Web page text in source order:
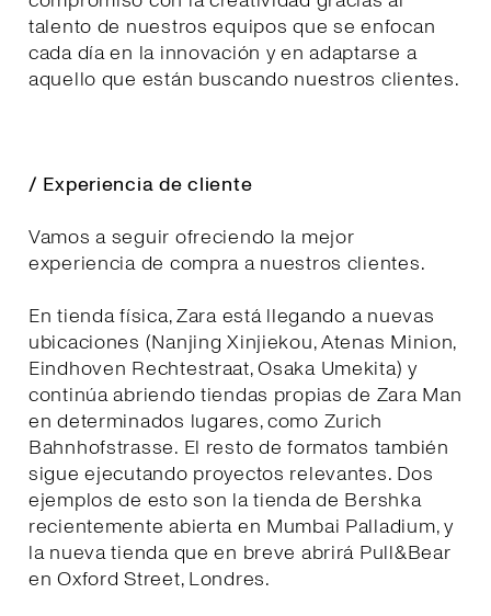
talento de nuestros equipos que se enfocan
cada día en la innovación y en adaptarse a
aquello que están buscando nuestros clientes.
/ Experiencia de cliente
Vamos a seguir ofreciendo la mejor
experiencia de compra a nuestros clientes.
En tienda física, Zara está llegando a nuevas
ubicaciones (Nanjing Xinjiekou, Atenas Minion,
Eindhoven Rechtestraat, Osaka Umekita) y
continúa abriendo tiendas propias de Zara Man
en determinados lugares, como Zurich
Bahnhofstrasse. El resto de formatos también
sigue ejecutando proyectos relevantes. Dos
ejemplos de esto son la tienda de Bershka
recientemente abierta en Mumbai Palladium, y
la nueva tienda que en breve abrirá Pull&Bear
en Oxford Street, Londres.